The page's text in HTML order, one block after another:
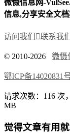
微慑信息网-
信息,分享安全文档
访问我们 联系我们
© 2010-2026 微慑
鄂ICP备14020831
请求次数：116 次
MB
觉得文章有用